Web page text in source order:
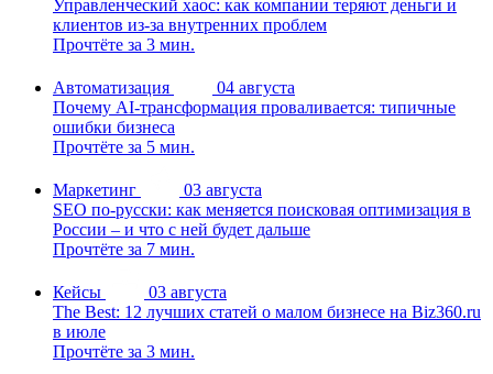
Управленческий хаос: как компании теряют деньги и
клиентов из-за внутренних проблем
Прочтёте за 3 мин.
Автоматизация
04 августа
Почему AI-трансформация проваливается: типичные
ошибки бизнеса
Прочтёте за 5 мин.
Маркетинг
03 августа
SEO по-русски: как меняется поисковая оптимизация в
России – и что с ней будет дальше
Прочтёте за 7 мин.
Кейсы
03 августа
The Best: 12 лучших статей о малом бизнесе на Biz360.ru
в июле
Прочтёте за 3 мин.